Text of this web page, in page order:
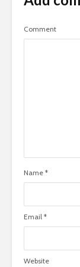
Comment
Name *
Email *
Website